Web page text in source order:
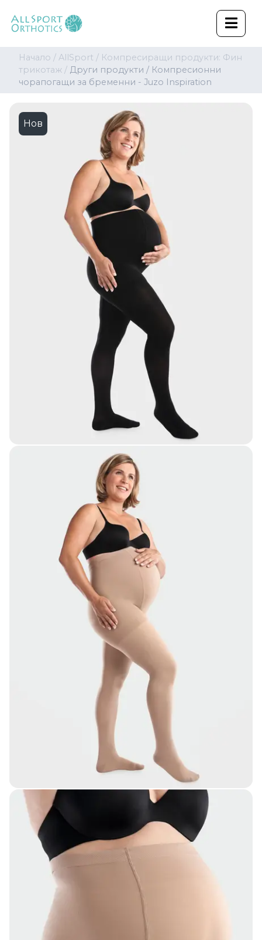
Начало / AllSport / Компресиращи продукти: Фин
трикотаж / Други продукти / Компресионни
чорапогащи за бременни - Juzo Inspiration
Нов